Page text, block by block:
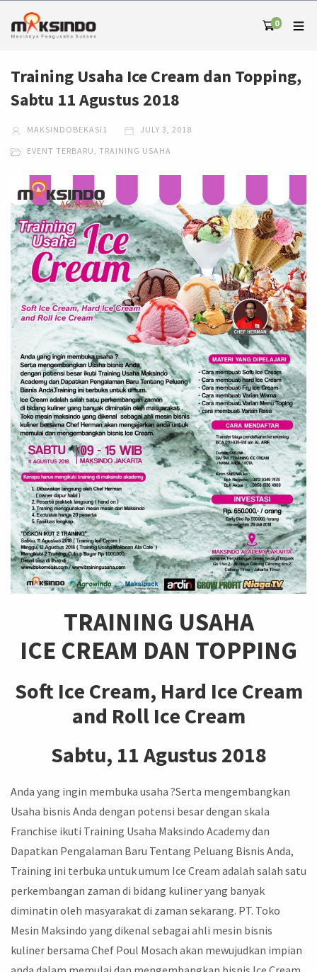
0
Training Usaha Ice Cream dan Topping,
Sabtu 11 Agustus 2018
MAKSINDOBEKASI1 JULY 3, 2018
EVENT TERBARU, TRAINING USAHA
TRAINING USAHA
ICE CREAM DAN TOPPING
Soft Ice Cream, Hard Ice Cream
and Roll Ice Cream
Sabtu, 11 Agustus 2018
Anda yang ingin membuka usaha ?Serta mengembangkan
Usaha bisnis Anda dengan potensi besar dengan skala
Franchise ikuti Training Usaha Maksindo Academy dan
Dapatkan Pengalaman Baru Tentang Peluang Bisnis Anda,
Training ini terbuka untuk umum Ice Cream adalah salah satu
perkembangan zaman di bidang kuliner yang banyak
diminatin oleh masyarakat di zaman sekarang. PT. Toko
Mesin Maksindo yang dikenal sebagai ahli mesin bisnis
kuliner bersama Chef Poul Mosach akan mewujudkan impian